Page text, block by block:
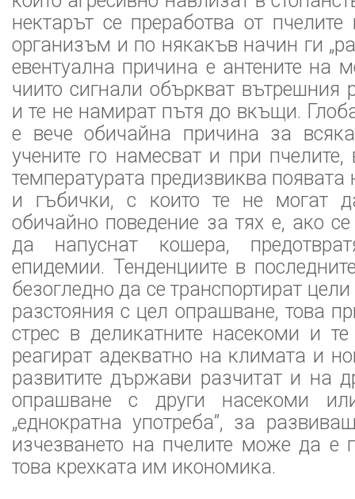
нектарът се преработва от
организъм и по някакъв начин ги
евентуална причина е антените на
чиито сигнали объркват вътрешния
и те не намират пътя до вкъщи.
е вече обичайна причина за
учените го намесват и при
температурата предизвиква появата
и гъбички, с които те не могат
обичайно поведение за тях е, ако
да напуснат кошера,
епидемии. Тенденциите в
безогледно да се транспортират
разстояния с цел опрашване, това
стрес в деликатните насекоми и
реагират адекватно на климата и
развитите държави разчитат и на
опрашване с други насекоми
„еднократна употреба”, за
изчезването на пчелите може да е
това крехката им икономика.